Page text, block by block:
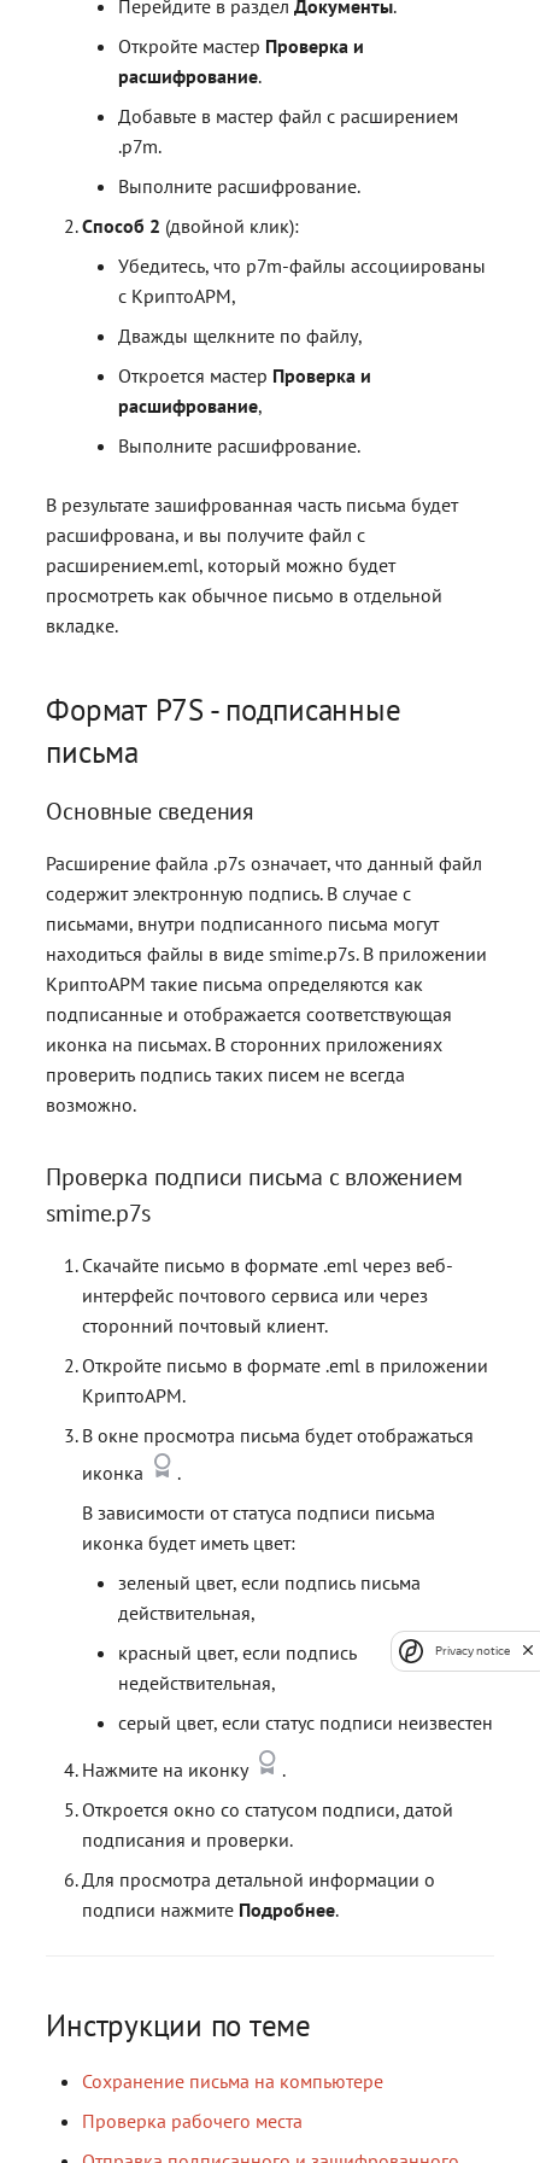
Перейдите в разделДокументы.
Откройте мастер Проверка и
расшифрование.
Добавьте в мастер файл с расширением
.p7m.
Выполните расшифрование.
Способ 2 (двойной клик):
Убедитесь, что p7m-файлы ассоциированы
с КриптоАРМ,
Дважды щелкните по файлу,
Откроется мастер Проверка и
расшифрование,
Выполните расшифрование.
В результате зашифрованная часть письма будет
расшифрована, и вы получите файл с
расширением.eml, который можно будет
просмотреть как обычное письмо в отдельной
вкладке.
Формат P7S - подписанные
письма
Основные сведения
Расширение файла .p7s означает, что данный файл
содержит электронную подпись. В случае с
письмами, внутри подписанного письма могут
находиться файлы в виде smime.p7s. В приложении
КриптоАРМ такие письма определяются как
подписанные и отображается соответствующая
иконка на письмах. В сторонних приложениях
проверить подпись таких писем не всегда
возможно.
Проверка подписи письма с вложением
smime.p7s
Скачайте письмо в формате .eml через веб-
интерфейс почтового сервиса или через
сторонний почтовый клиент.
Откройте письмо в формате .eml в приложении
КриптоАРМ.
В окне просмотра письма будет отображаться
иконка
.
В зависимости от статуса подписи письма
иконка будет иметь цвет:
зеленый цвет, если подпись письма
действительная,
красный цвет, если подпись
недействительная,
серый цвет, если статус подписи неизвестен
Нажмите на иконку
.
Откроется окно со статусом подписи, датой
подписания и проверки.
Для просмотра детальной информации о
подписи нажмите Подробнее.
Инструкции по теме
Сохранение письма на компьютере
Проверка рабочего места
Privacy notice